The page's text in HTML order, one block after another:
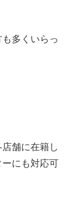
多くいらっ
舗に在籍し
にも対応可